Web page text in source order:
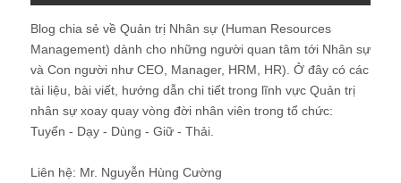
Blog chia sẻ về Quản trị Nhân sự (Human Resources
Management) dành cho những người quan tâm tới Nhân sự
và Con người như CEO, Manager, HRM, HR). Ở đây có các
tài liệu, bài viết, hướng dẫn chi tiết trong lĩnh vực Quản trị
nhân sự xoay quay vòng đời nhân viên trong tổ chức:
Tuyển - Dạy - Dùng - Giữ - Thải.
Liên hệ: Mr. Nguyễn Hùng Cường